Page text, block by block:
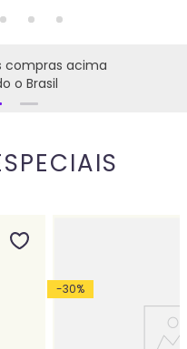
compras acima
o Brasil
-30%